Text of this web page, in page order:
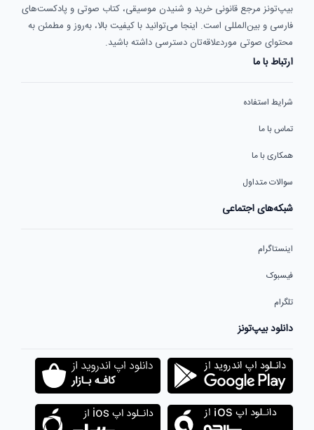
بیپ‌تونز مرجع قانونی خرید و شنیدن موسیقی، کتاب صوتی و پادکست‌های
فارسی و بین‌المللی است. اینجا می‌توانید با کیفیت بالا، به‌روز و مطمئن به
محتوای صوتی موردعلاقه‌تان دسترسی داشته باشید.
ارتباط با ما
شرایط استفاده
تماس با ما
همکاری با ما
سوالات متداول
شبکه‌های اجتماعی
اینستاگرام
فیسبوک
تلگرام
دانلود بیپ‌تونز